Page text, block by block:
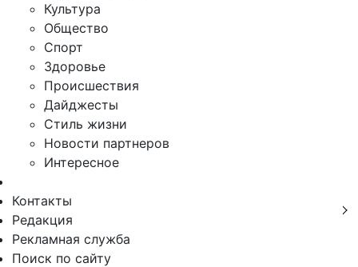
Культура
Общество
Спорт
Здоровье
Происшествия
Дайджесты
Стиль жизни
Новости партнеров
Интересное
Контакты
Редакция
Рекламная служба
Поиск по сайту